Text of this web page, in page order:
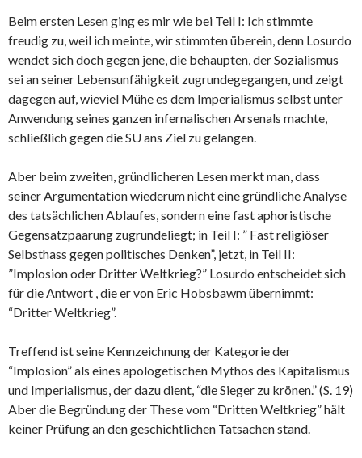
Beim ersten Lesen ging es mir wie bei Teil I: Ich stimmte
freudig zu, weil ich meinte, wir stimmten überein, denn Losurdo
wendet sich doch gegen jene, die behaupten, der Sozialismus
sei an seiner Lebensunfähigkeit zugrundegegangen, und zeigt
dagegen auf, wieviel Mühe es dem Imperialismus selbst unter
Anwendung seines ganzen infernalischen Arsenals machte,
schließlich gegen die SU ans Ziel zu gelangen.
Aber beim zweiten, gründlicheren Lesen merkt man, dass
seiner Argumentation wiederum nicht eine gründliche Analyse
des tatsächlichen Ablaufes, sondern eine fast aphoristische
Gegensatzpaarung zugrundeliegt; in Teil I: ” Fast religiöser
Selbsthass gegen politisches Denken”, jetzt, in Teil II:
”Implosion oder Dritter Weltkrieg?” Losurdo entscheidet sich
für die Antwort , die er von Eric Hobsbawm übernimmt:
“Dritter Weltkrieg”.
Treffend ist seine Kennzeichnung der Kategorie der
“Implosion” als eines apologetischen Mythos des Kapitalismus
und Imperialismus, der dazu dient, “die Sieger zu krönen.” (S. 19)
Aber die Begründung der These vom “Dritten Weltkrieg” hält
keiner Prüfung an den geschichtlichen Tatsachen stand.